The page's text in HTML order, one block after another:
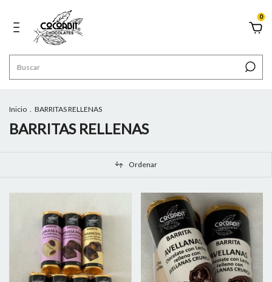
0
Inicio . BARRITAS RELLENAS
BARRITAS RELLENAS
Ordenar